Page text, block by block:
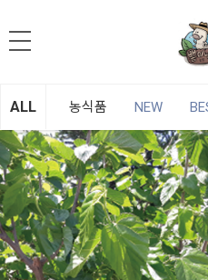
ALL 농식품 NEW